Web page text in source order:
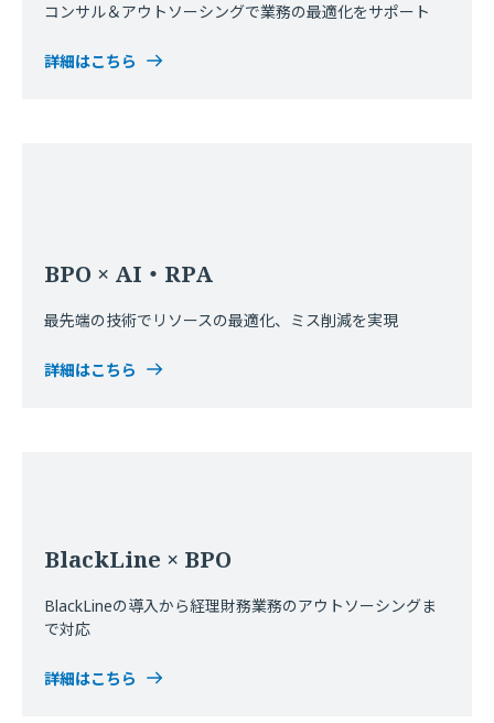
コンサル＆アウトソーシングで業務の最適化をサポート
詳細はこちら
BPO × AI・RPA
最先端の技術でリソースの最適化、ミス削減を実現
詳細はこちら
BlackLine × BPO
BlackLineの導入から経理財務業務のアウトソーシングま
で対応
詳細はこちら